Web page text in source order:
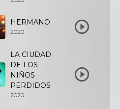
HERMANO
2020
LA CIUDAD
DE LOS
NIÑOS
PERDIDOS
2020